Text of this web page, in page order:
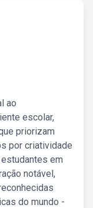
ao
escolar,
priorizam
por criatividade
em
notável,
do mundo -